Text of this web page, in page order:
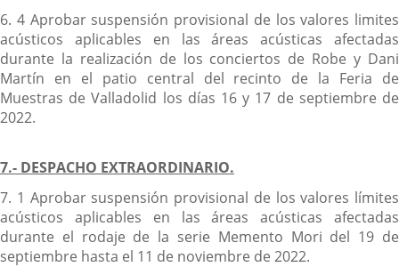
6. 4 Aprobar suspensión provisional de los valores limites
acústicos aplicables en las áreas acústicas afectadas
durante la realización de los conciertos de Robe y Dani
Martín en el patio central del recinto de la Feria de
Muestras de Valladolid los días 16 y 17 de septiembre de
2022.
7.- DESPACHO EXTRAORDINARIO.
7. 1 Aprobar suspensión provisional de los valores límites
acústicos aplicables en las áreas acústicas afectadas
durante el rodaje de la serie Memento Mori del 19 de
septiembre hasta el 11 de noviembre de 2022.